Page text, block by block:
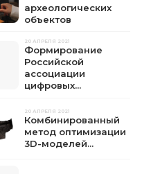
археологических
объектов
20 АПРЕЛЯ 2021
Формирование
Российской
ассоциации
цифровых...
20 АПРЕЛЯ 2021
Комбинированный
метод оптимизации
3D-моделей...